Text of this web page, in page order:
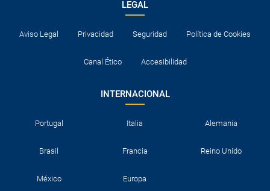
LEGAL
Aviso Legal Privacidad Seguridad Política de Cookies
Canal Ético Accesibilidad
INTERNACIONAL
Portugal Italia Alemania
Brasil Francia Reino Unido
México Europa